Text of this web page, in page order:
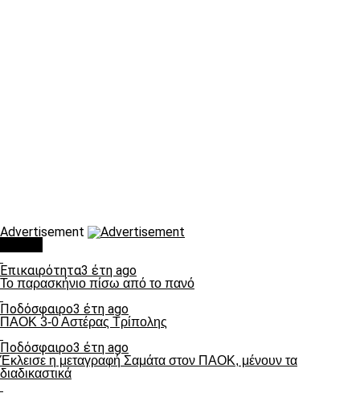
Advertisement
Επικαιρότητα3 έτη ago
Το παρασκήνιο πίσω από το πανό
Ποδόσφαιρο3 έτη ago
ΠΑΟΚ 3-0 Αστέρας Τρίπολης
Ποδόσφαιρο3 έτη ago
Έκλεισε η μεταγραφή Σαμάτα στον ΠΑΟΚ, μένουν τα
διαδικαστικά